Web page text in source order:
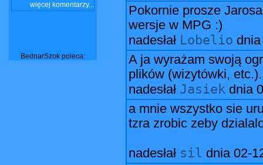
więcej komentarzy...
BednarSzok poleca:
Pokornie prosze
wersje w MPG :)
nadesłał Lobelio
A ja wyrażam swoją
plików (wizytówki, etc.).
nadesłał Jasiek dnia
a mnie wszystko sie
tzra zrobic zeby
nadesłał sil dnia 02-